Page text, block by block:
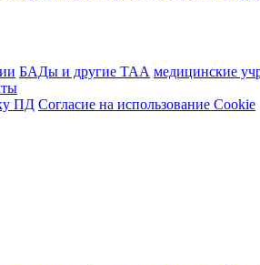
БАДы и другие ТАА медицинские
ПД Согласие на использование Cookie